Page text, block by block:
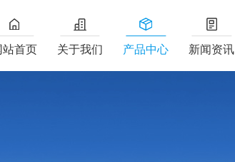
站首页 关于我们 产品中心 新闻资讯